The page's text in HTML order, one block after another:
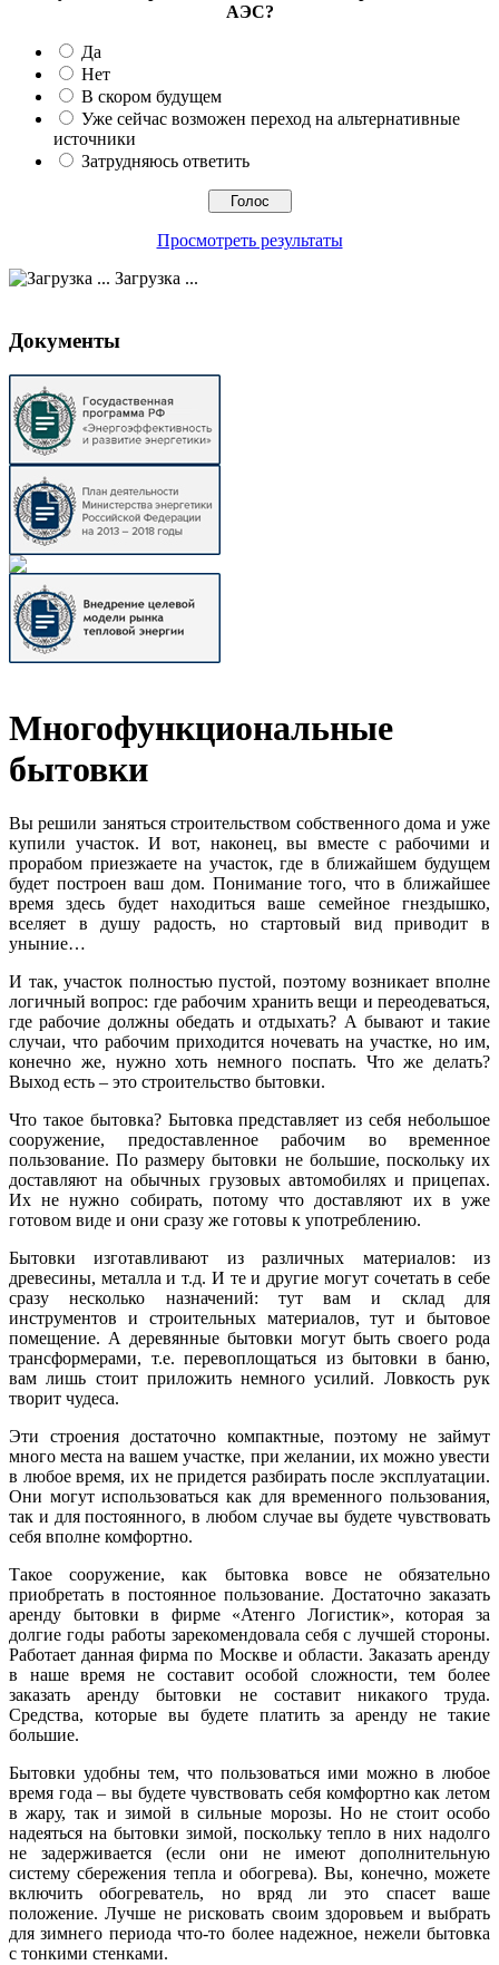
АЭС?
Да
Нет
В скором будущем
Уже сейчас возможен переход на альтернативные
источники
Затрудняюсь ответить
Просмотреть результаты
Загрузка ...
Документы
Многофункциональные
бытовки
Вы решили заняться строительством собственного дома и уже
купили участок. И вот, наконец, вы вместе с рабочими и
прорабом приезжаете на участок, где в ближайшем будущем
будет построен ваш дом. Понимание того, что в ближайшее
время здесь будет находиться ваше семейное гнездышко,
вселяет в душу радость, но стартовый вид приводит в
уныние…
И так, участок полностью пустой, поэтому возникает вполне
логичный вопрос: где рабочим хранить вещи и переодеваться,
где рабочие должны обедать и отдыхать? А бывают и такие
случаи, что рабочим приходится ночевать на участке, но им,
конечно же, нужно хоть немного поспать. Что же делать?
Выход есть – это строительство бытовки.
Что такое бытовка? Бытовка представляет из себя небольшое
сооружение, предоставленное рабочим во временное
пользование. По размеру бытовки не большие, поскольку их
доставляют на обычных грузовых автомобилях и прицепах.
Их не нужно собирать, потому что доставляют их в уже
готовом виде и они сразу же готовы к употреблению.
Бытовки изготавливают из различных материалов: из
древесины, металла и т.д. И те и другие могут сочетать в себе
сразу несколько назначений: тут вам и склад для
инструментов и строительных материалов, тут и бытовое
помещение. А деревянные бытовки могут быть своего рода
трансформерами, т.е. перевоплощаться из бытовки в баню,
вам лишь стоит приложить немного усилий. Ловкость рук
творит чудеса.
Эти строения достаточно компактные, поэтому не займут
много места на вашем участке, при желании, их можно увести
в любое время, их не придется разбирать после эксплуатации.
Они могут использоваться как для временного пользования,
так и для постоянного, в любом случае вы будете чувствовать
себя вполне комфортно.
Такое сооружение, как бытовка вовсе не обязательно
приобретать в постоянное пользование. Достаточно заказать
аренду бытовки в фирме «Атенго Логистик», которая за
долгие годы работы зарекомендовала себя с лучшей стороны.
Работает данная фирма по Москве и области. Заказать аренду
в наше время не составит особой сложности, тем более
заказать аренду бытовки не составит никакого труда.
Средства, которые вы будете платить за аренду не такие
большие.
Бытовки удобны тем, что пользоваться ими можно в любое
время года – вы будете чувствовать себя комфортно как летом
в жару, так и зимой в сильные морозы. Но не стоит особо
надеяться на бытовки зимой, поскольку тепло в них надолго
не задерживается (если они не имеют дополнительную
систему сбережения тепла и обогрева). Вы, конечно, можете
включить обогреватель, но вряд ли это спасет ваше
положение. Лучше не рисковать своим здоровьем и выбрать
для зимнего периода что-то более надежное, нежели бытовка
с тонкими стенками.